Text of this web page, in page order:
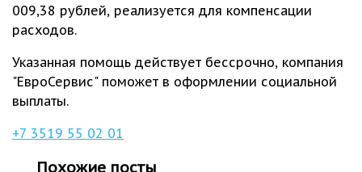
009,38 рублей, реализуется для компенсации
расходов.
Указанная помощь действует бессрочно, компания
"ЕвроСервис" поможет в оформлении социальной
выплаты.
+7 3519 55 02 01
Похожие посты